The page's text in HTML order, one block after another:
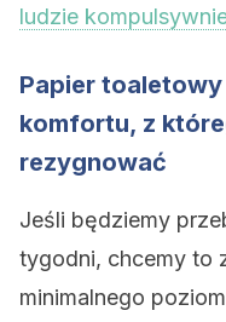
ludzie
Papier
komfortu, z
rezygnować
Jeśli będziemy
tygodni, chcemy to
minimalnego